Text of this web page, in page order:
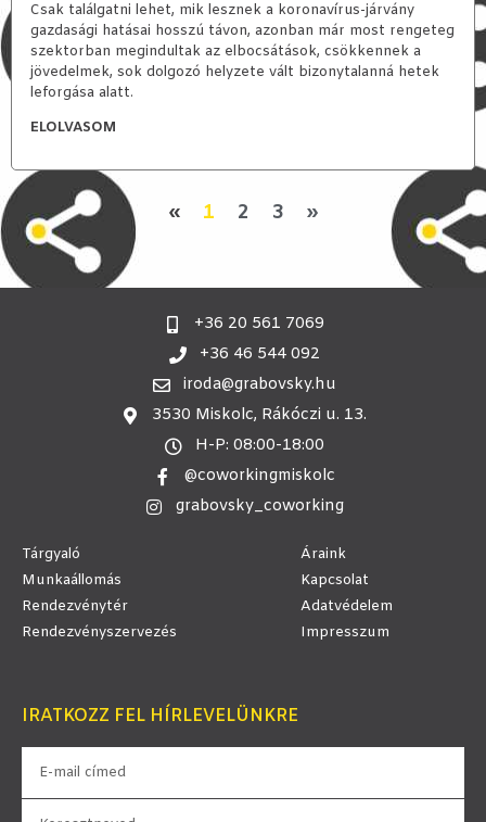
Csak találgatni lehet, mik lesznek a koronavírus-járvány
gazdasági hatásai hosszú távon, azonban már most rengeteg
szektorban megindultak az elbocsátások, csökkennek a
jövedelmek, sok dolgozó helyzete vált bizonytalanná hetek
leforgása alatt.
ELOLVASOM
« 1 2 3 »
+36 20 561 7069
+36 46 544 092
iroda@grabovsky.hu
3530 Miskolc, Rákóczi u. 13.
H-P: 08:00-18:00
@coworkingmiskolc
grabovsky_coworking
Tárgyaló
Munkaállomás
Rendezvénytér
Rendezvényszervezés
Áraink
Kapcsolat
Adatvédelem
Impresszum
IRATKOZZ FEL HÍRLEVELÜNKRE